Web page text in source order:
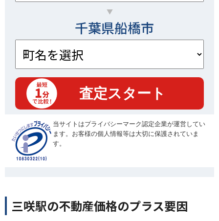
千葉県船橋市
当サイトはプライバシーマーク認定企業が運営してい
ます。お客様の個人情報等は大切に保護されていま
す。
三咲駅の不動産価格のプラス要因